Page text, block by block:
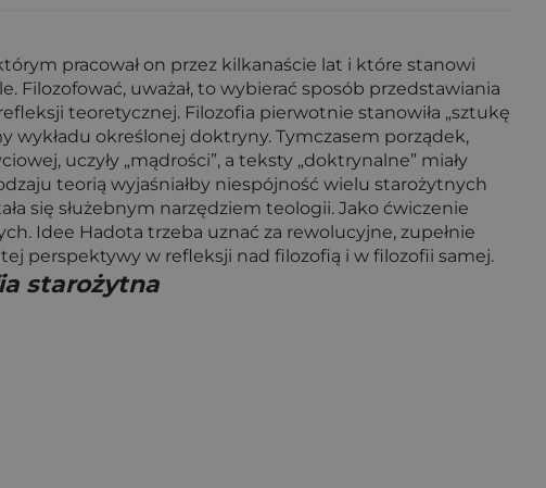
pracował on przez kilkanaście lat i które stanowi
uważał, to wybierać sposób przedstawiania
teoretycznej. Filozofia pierwotnie stanowiła „sztukę
wykładu określonej doktryny. Tymczasem porządek,
uczyły „mądrości”, a teksty „doktrynalne” miały
teorią wyjaśniałby niespójność wielu starożytnych
się służebnym narzędziem teologii. Jako ćwiczenie
Idee Hadota trzeba uznać za rewolucyjne, zupełnie
perspektywy w refleksji nad filozofią i w filozofii samej.
starożytna